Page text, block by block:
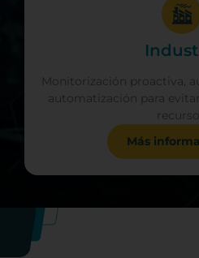
Monitorización proactiva,
automatización para
Más